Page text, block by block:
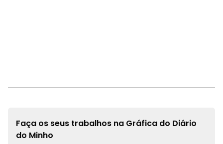
Faça os seus trabalhos na Gráfica do Diário
do Minho